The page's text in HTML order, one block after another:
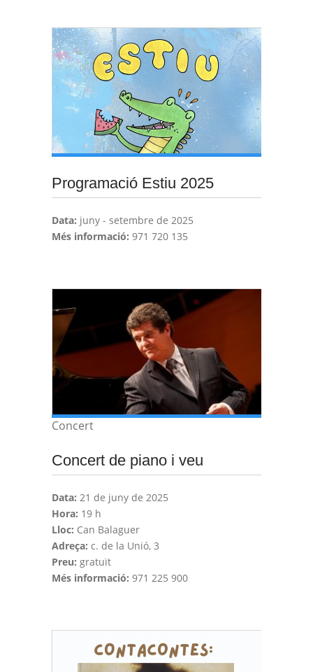
Programació Estiu 2025
Data: juny - setembre de 2025
Més informació: 971 720 135
Concert
Concert de piano i veu
Data: 21 de juny de 2025
Hora: 19 h
Lloc: Can Balaguer
Adreça: c. de la Unió, 3
Preu: gratuït
Més informació: 971 225 900